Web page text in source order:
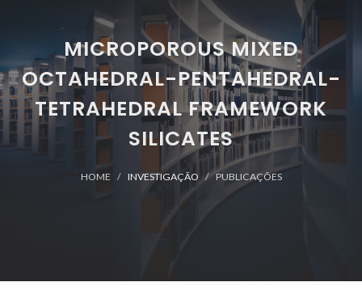
MICROPOROUS MIXED
OCTAHEDRAL-PENTAHEDRAL-
TETRAHEDRAL FRAMEWORK
SILICATES
HOME INVESTIGAÇÃO PUBLICAÇÕES